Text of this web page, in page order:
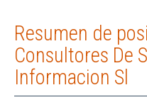
Resumen de
Consultores De
Informacion Sl